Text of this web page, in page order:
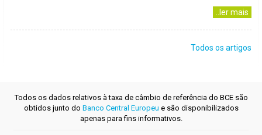
..ler mais
Todos os artigos
Todos os dados relativos à taxa de câmbio de referência do BCE são
obtidos junto do Banco Central Europeu e são disponibilizados
apenas para fins informativos.